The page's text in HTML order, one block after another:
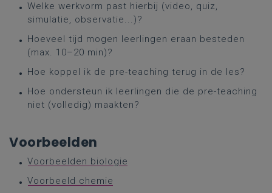
Welke werkvorm past hierbij (video, quiz,
simulatie, observatie...)?
Hoeveel tijd mogen leerlingen eraan besteden
(max. 10–20 min)?
Hoe koppel ik de pre-teaching terug in de les?
Hoe ondersteun ik leerlingen die de pre-teaching
niet (volledig) maakten?
Voorbeelden
Voorbeelden biologie
Voorbeeld chemie